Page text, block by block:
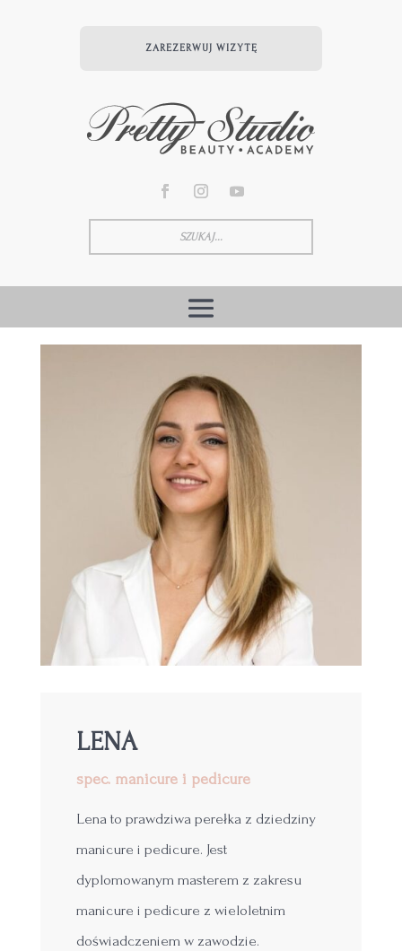
ZAREZERWUJ WIZYTĘ
LENA
spec. manicure i pedicure
Lena to prawdziwa perełka z dziedziny
manicure i pedicure. Jest
dyplomowanym masterem z zakresu
manicure i pedicure z wieloletnim
doświadczeniem w zawodzie.